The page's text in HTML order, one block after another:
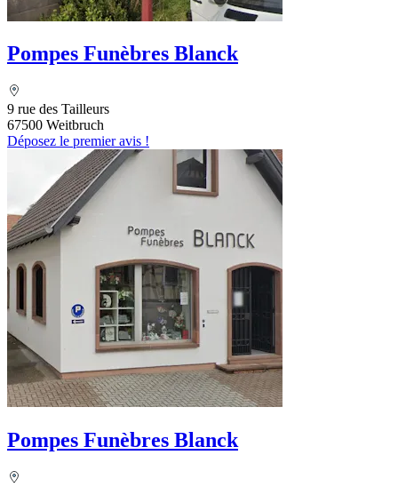
Pompes Funèbres Blanck
9 rue des Tailleurs
67500 Weitbruch
Déposez le premier avis !
Pompes Funèbres Blanck